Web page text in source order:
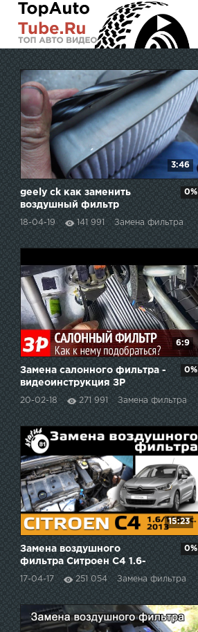
3:46
geely ck как заменить
воздушный фильтр
18-04-19 141 991 Замена фильтра
0%
6:9
Замена салонного фильтра -
видеоинструкция ЗР
20-02-18 271 991 Замена фильтра
0%
15:23
Замена воздушного
фильтра Ситроен С4 1.6-
115л.с. / Замена фильтра
Ситроен / Air filter Citroen
C4
17-04-17 251 054 Замена фильтра
0%